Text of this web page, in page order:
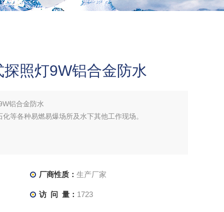
照灯9W铝合金防水
铝合金防水
等各种易燃易爆场所及水下其他工作现场。
厂商性质： 生产厂家
访 问 量： 1723